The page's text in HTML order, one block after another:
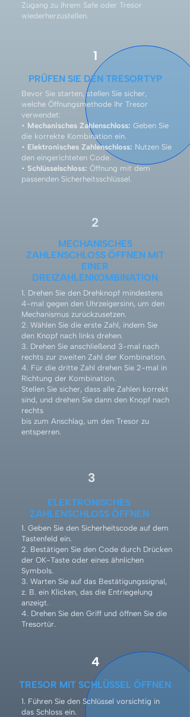
Zugang zu Ihrem Safe oder Tresor
wiederherzustellen.
1
PRÜFEN SIE DEN TRESORTYP
Bevor Sie starten, stellen Sie sicher,
welche Öffnungsmethode Ihr Tresor
verwendet:
• Mechanisches Zahlenschloss: Geben Sie
die korrekte Kombination ein.
• Elektronisches Zahlenschloss: Nutzen Sie
den eingerichteten Code.
• Schlüsselschloss: Öffnung mit dem
passenden Sicherheitsschlüssel.
2
MECHANISCHES
ZAHLENSCHLOSS ÖFFNEN MIT
EINER
DREIZAHLENKOMBINATION
1. Drehen Sie den Drehknopf mindestens
4-mal gegen den Uhrzeigersinn, um den
Mechanismus zurückzusetzen.
2. Wählen Sie die erste Zahl, indem Sie
den Knopf nach links drehen.
3. Drehen Sie anschließend 3-mal nach
rechts zur zweiten Zahl der Kombination.
4. Für die dritte Zahl drehen Sie 2-mal in
Richtung der Kombination.
Stellen Sie sicher, dass alle Zahlen korrekt
sind, und drehen Sie dann den Knopf nach
rechts
bis zum Anschlag, um den Tresor zu
entsperren.
3
ELEKTRONISCHES
ZAHLENSCHLOSS ÖFFNEN
1. Geben Sie den Sicherheitscode auf dem
Tastenfeld ein.
2. Bestätigen Sie den Code durch Drücken
der OK-Taste oder eines ähnlichen
Symbols.
3. Warten Sie auf das Bestätigungssignal,
z. B. ein Klicken, das die Entriegelung
anzeigt.
4. Drehen Sie den Griff und öffnen Sie die
Tresortür.
4
TRESOR MIT SCHLÜSSEL ÖFFNEN
1. Führen Sie den Schlüssel vorsichtig in
das Schloss ein.